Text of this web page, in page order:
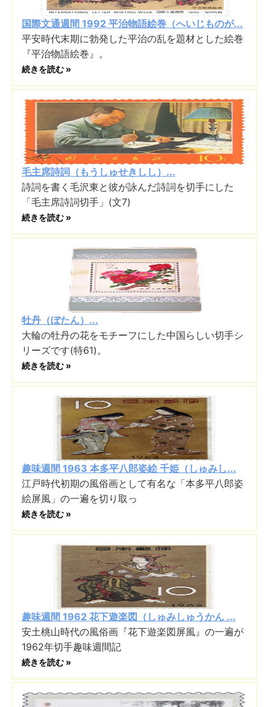
国際文通週間 1992 平治物語絵巻（へいじものが...
平安時代末期に勃発した平治の乱を題材とした絵巻
『平治物語絵巻』。
続きを読む »
毛主席詩詞（もうしゅせきしし）...
詩詞を書く毛沢東と彼が詠んだ詩詞を切手にした
「毛主席詩詞切手」(文7)
続きを読む »
牡丹（ぼたん）...
大輪の牡丹の花をモチーフにした中国らしい切手シ
リーズです(特61)。
続きを読む »
趣味週間 1963 本多平八郎姿絵 千姫（しゅみし...
江戸時代初期の風俗画として有名な「本多平八郎姿
絵屏風」の一遍を切り取っ
続きを読む »
趣味週間 1962 花下遊楽図（しゅみしゅうかん ...
安土桃山時代の風俗画『花下遊楽図屏風』の一遍が
1962年切手趣味週間記
続きを読む »